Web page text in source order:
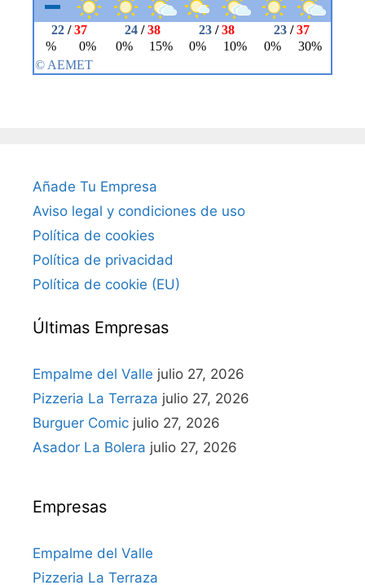
Añade Tu Empresa
Aviso legal y condiciones de uso
Política de cookies
Política de privacidad
Política de cookie (EU)
Últimas Empresas
Empalme del Valle julio 27, 2026
Pizzeria La Terraza julio 27, 2026
Burguer Comic julio 27, 2026
Asador La Bolera julio 27, 2026
Empresas
Empalme del Valle
Pizzeria La Terraza